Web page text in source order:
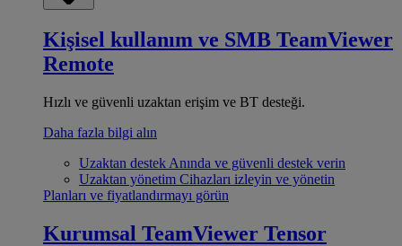
Kişisel kullanım ve SMB TeamViewer
Remote
Hızlı ve güvenli uzaktan erişim ve BT desteği.
Daha fazla bilgi alın
Uzaktan destek Anında ve güvenli destek verin
Uzaktan yönetim Cihazları izleyin ve yönetin
Planları ve fiyatlandırmayı görün
Kurumsal TeamViewer Tensor